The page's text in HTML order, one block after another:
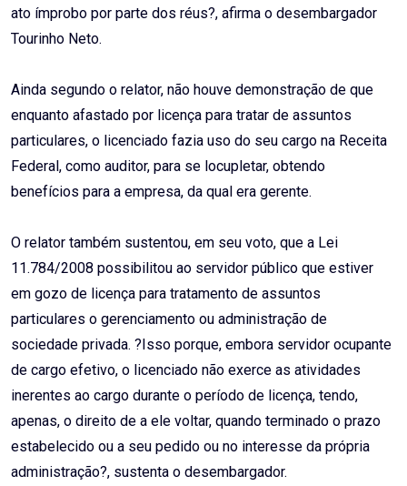
ato ímprobo por parte dos réus?, afirma o desembargador
Tourinho Neto.
Ainda segundo o relator, não houve demonstração de que
enquanto afastado por licença para tratar de assuntos
particulares, o licenciado fazia uso do seu cargo na Receita
Federal, como auditor, para se locupletar, obtendo
benefícios para a empresa, da qual era gerente.
O relator também sustentou, em seu voto, que a Lei
11.784/2008 possibilitou ao servidor público que estiver
em gozo de licença para tratamento de assuntos
particulares o gerenciamento ou administração de
sociedade privada. ?Isso porque, embora servidor ocupante
de cargo efetivo, o licenciado não exerce as atividades
inerentes ao cargo durante o período de licença, tendo,
apenas, o direito de a ele voltar, quando terminado o prazo
estabelecido ou a seu pedido ou no interesse da própria
administração?, sustenta o desembargador.